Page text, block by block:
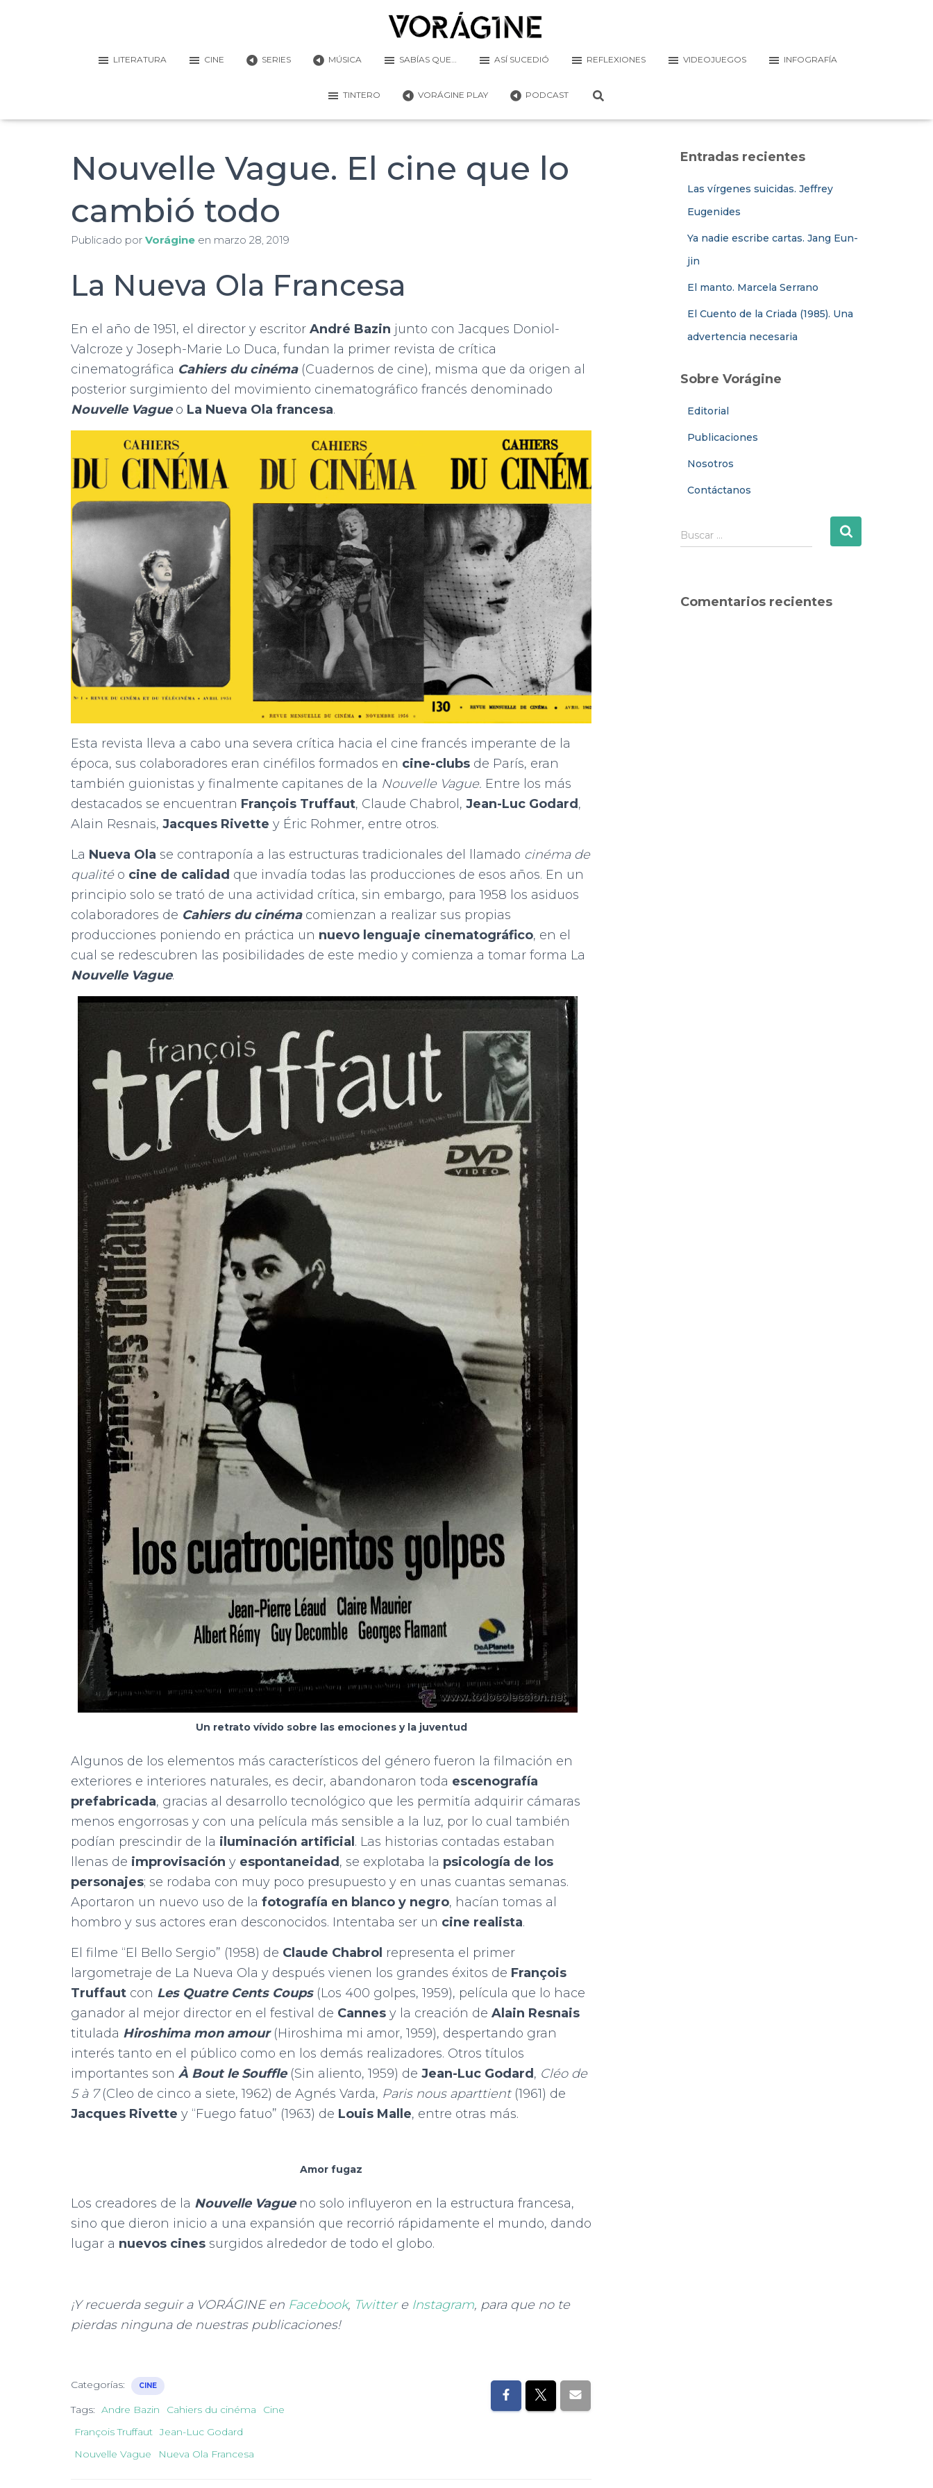
LITERATURA CINE SERIES MÚSICA SABÍAS QUE… ASÍ SUCEDIÓ REFLEXIONES VIDEOJUEGOS INFOGRAFÍA
TINTERO VORÁGINE PLAY PODCAST
Nouvelle Vague. El cine que lo
cambió todo
Publicado por Vorágine en marzo 28, 2019
La Nueva Ola Francesa
En el año de 1951, el director y escritor André Bazin junto con Jacques Doniol-
Valcroze y Joseph-Marie Lo Duca, fundan la primer revista de crítica
cinematográfica Cahiers du cinéma (Cuadernos de cine), misma que da origen al
posterior surgimiento del movimiento cinematográfico francés denominado
Nouvelle Vagueo La Nueva Ola francesa.
Esta revista lleva a cabo una severa crítica hacia el cine francés imperante de la
época, sus colaboradores eran cinéfilos formados en cine-clubs de París, eran
también guionistas y finalmente capitanes de la Nouvelle Vague. Entre los más
destacados se encuentran François Truffaut, Claude Chabrol, Jean-Luc Godard ,
Alain Resnais, Jacques Rivette y Éric Rohmer, entre otros.
La Nueva Ola se contraponía a las estructuras tradicionales del llamado cinéma de
qualitéo cine de calidad que invadía todas las producciones de esos años. En un
principio solo se trató de una actividad crítica, sin embargo, para 1958 los asiduos
colaboradores de Cahiers du cinémacomienzan a realizar sus propias
producciones poniendo en práctica un nuevo lenguaje cinematográfico, en el
cual se redescubren las posibilidades de este medio y comienza a tomar forma La
Nouvelle Vague.
Un retrato vívido sobre las emociones y la juventud
Algunos de los elementos más característicos del género fueron la filmación en
exteriores e interiores naturales, es decir, abandonaron toda escenografía
prefabricada, gracias al desarrollo tecnológico que les permitía adquirir cámaras
menos engorrosas y con una película más sensible a la luz, por lo cual también
podían prescindir de la iluminación artificial . Las historias contadas estaban
llenas de improvisación y espontaneidad , se explotaba la psicología de los
personajes; se rodaba con muy poco presupuesto y en unas cuantas semanas.
Aportaron un nuevo uso de la fotografía en blanco y negro, hacían tomas al
hombro y sus actores eran desconocidos. Intentaba ser un cine realista.
El filme “El Bello Sergio” (1958) de Claude Chabrol representa el primer
largometraje de La Nueva Ola y después vienen los grandes éxitos de François
Truffaut con Les Quatre Cents Coups(Los 400 golpes, 1959), película que lo hace
ganador al mejor director en el festival de Cannes y la creación de Alain Resnais
titulada Hiroshima mon amour (Hiroshima mi amor, 1959), despertando gran
interés tanto en el público como en los demás realizadores. Otros títulos
importantes son À Bout le Souffle(Sin aliento, 1959) de Jean-Luc Godard , Cléo de
5 à 7(Cleo de cinco a siete, 1962) de Agnés Varda, Paris nous aparttient(1961) de
Jacques Rivette y “Fuego fatuo” (1963) de Louis Malle, entre otras más.
Amor fugaz
Los creadores de la Nouvelle Vagueno solo influyeron en la estructura francesa,
sino que dieron inicio a una expansión que recorrió rápidamente el mundo, dando
lugar a nuevos cines surgidos alrededor de todo el globo.
¡Y recuerda seguir a VORÁGINE en Facebook, Twittere Instagram, para que no te
pierdas ninguna de nuestras publicaciones!
Categorías: CINE
Tags: Andre Bazin Cahiers du cinéma
Cine
François Truffaut Jean-Luc Godard
Nouvelle Vague
Nueva Ola Francesa
Entradas recientes
Las vírgenes suicidas. Jeffrey
Eugenides
Ya nadie escribe cartas. Jang Eun-
jin
El manto. Marcela Serrano
El Cuento de la Criada (1985). Una
advertencia necesaria
Sobre Vorágine
Editorial
Publicaciones
Nosotros
Contáctanos
B
u
r
Buscar …
Comentarios recientes